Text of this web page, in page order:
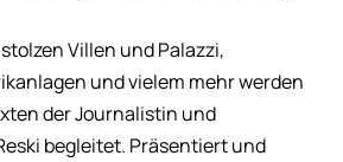
Villen und Palazzi,
und vielem mehr werden
der Journalistin und
begleitet. Präsentiert und